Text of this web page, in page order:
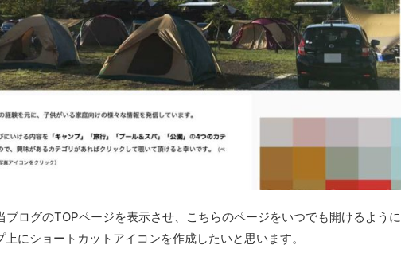
ブログのTOPページを表示させ、こちらのページをいつでも開けるように
にショートカットアイコンを作成したいと思います。